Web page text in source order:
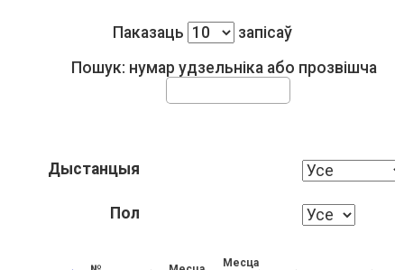
Паказаць
запісаў
Пошук: нумар удзельніка або прозвішча
Дыстанцыя
Пол
Месца